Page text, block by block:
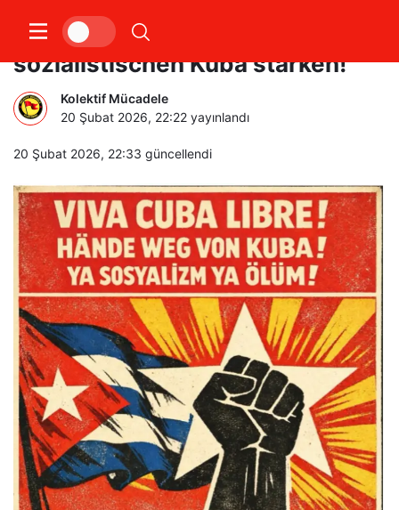
Solidarität mit dem
sozialistischen Kuba stärken!
Kolektif Mücadele
20 Şubat 2026, 22:22 yayınlandı
20 Şubat 2026, 22:33 güncellendi